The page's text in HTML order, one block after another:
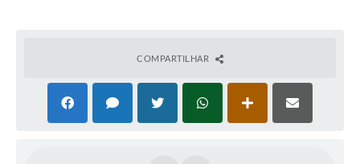
COMPARTILHAR